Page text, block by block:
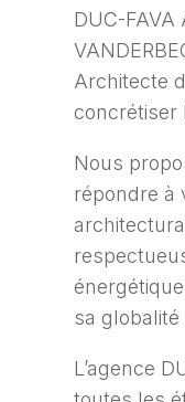
DUC-
Architecte
concrétiser
Nous
répondre à
sa globalité
L’agence